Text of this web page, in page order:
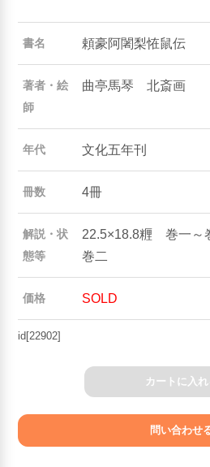
書名 頼豪阿闍梨恠鼠伝
著者・絵
師
曲亭馬琴 北斎画
年代 文化五年刊
冊数 4冊
解説・状
態等
22.5×18.8糎 巻一～
巻二
価格 SOLD
id[22902]
カートに入れ